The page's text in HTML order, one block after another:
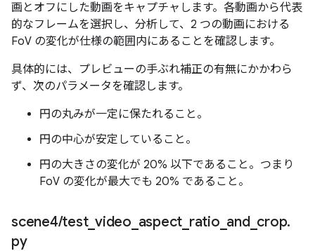
画とオフにした動画をキャプチャします。各動画から代表
的なフレームを選択し、分析して、2 つの動画における
FoV の変化が仕様の範囲内にあることを確認します。
具体的には、プレビューの手ぶれ補正の有無にかかわら
ず、次のパラメータを確認します。
円の丸みが一定に保たれること。
円の中心が安定していること。
円の大きさの変化が 20% 以下であること。つまり
FoV の変化が最大でも 20% であること。
scene4/test_ video aspect ratio and_ crop.
py